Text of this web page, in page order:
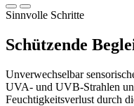
Sinnvolle Schritte
Schützende
Unverwechselbar
UVA- und UVB-Strahlen
Feuchtigkeitsverlust durch